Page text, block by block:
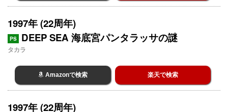
1997年 (22周年)
PS DEEP SEA 海底宮パンタラッサの謎
タカラ
Amazonで検索 楽天で検索
1997年 (22周年)